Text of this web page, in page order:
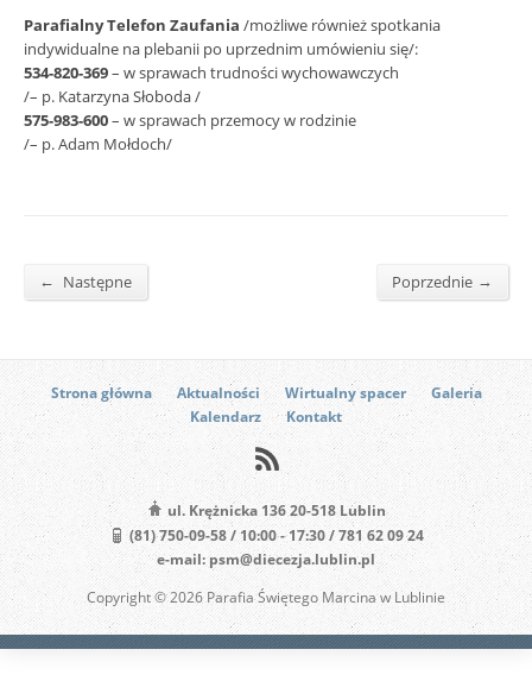
Parafialny Telefon Zaufania /możliwe również spotkania
indywidualne na plebanii po uprzednim umówieniu się/:
534-820-369– w sprawach trudności wychowawczych
/– p. Katarzyna Słoboda /
575-983-600– w sprawach przemocy w rodzinie
/– p. Adam Mołdoch/
← Następne Poprzednie →
Strona główna Aktualności Wirtualny spacer
Galeria
Kalendarz
Kontakt
ul. Krężnicka 136 20-518 Lublin
(81) 750-09-58 / 10:00 - 17:30 / 781 62 09 24
e-mail: psm@diecezja.lublin.pl
Copyright © 2026 Parafia Świętego Marcina w Lublinie